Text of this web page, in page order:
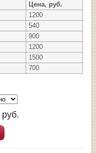
Цена, руб.
1200
540
900
1200
1500
700
руб.